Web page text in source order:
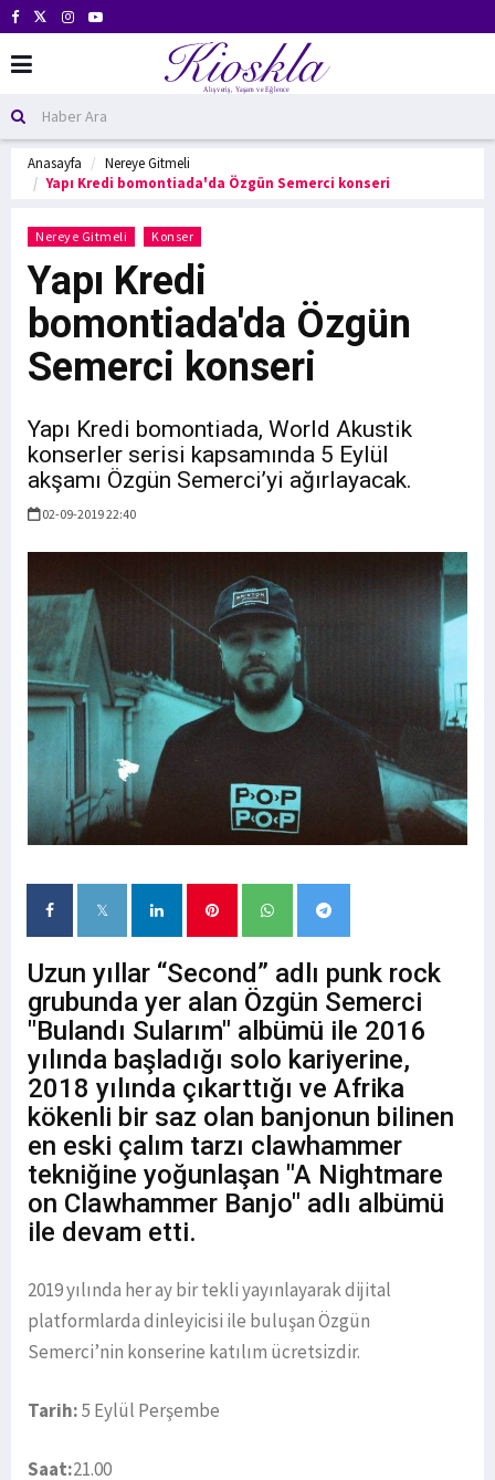
Anasayfa
Nereye Gitmeli
Yapı Kredi bomontiada'da Özgün Semerci konseri
Nereye Gitmeli Konser
Yapı Kredi
bomontiada'da Özgün
Semerci konseri
Yapı Kredi bomontiada, World Akustik
konserler serisi kapsamında 5 Eylül
akşamı Özgün Semerci’yi ağırlayacak.
02-09-2019 22:40
Uzun yıllar “Second” adlı punk rock
grubunda yer alan Özgün Semerci
"Bulandı Sularım" albümü ile 2016
yılında başladığı solo kariyerine,
2018 yılında çıkarttığı ve Afrika
kökenli bir saz olan banjonun bilinen
en eski çalım tarzı clawhammer
tekniğine yoğunlaşan "A Nightmare
on Clawhammer Banjo" adlı albümü
ile devam etti.
2019 yılında her ay bir tekli yayınlayarak dijital
platformlarda dinleyicisi ile buluşan Özgün
Semerci’nin konserine katılım ücretsizdir.
Tarih:5 Eylül Perşembe
Saat:21.00